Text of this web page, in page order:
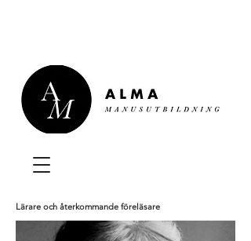
Lärare och återkommande föreläsare